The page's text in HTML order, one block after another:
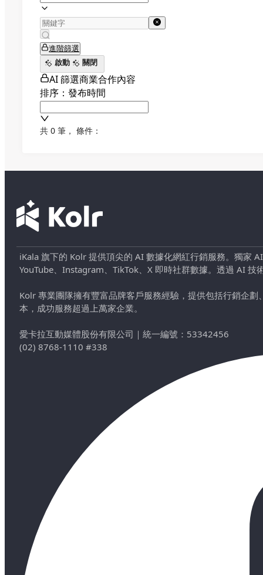
進階篩選
啟動
關閉
AI 篩選商業合作內容
排序：發布時間
共 0 筆 ， 條件：
iKala 旗下的 Kolr 提供頂尖的 AI 數據化網紅行銷服務。獨家
YouTube、Instagram、TikTok、X 即時社群數據。透過 AI
Kolr 專業團隊擁有豐富品牌客戶服務經驗，提供包括行銷企
本，成功服務超過上萬家企業。
愛卡拉互動媒體股份有限公司 ｜ 統一編號：53342456
(02) 8768-1110 #338